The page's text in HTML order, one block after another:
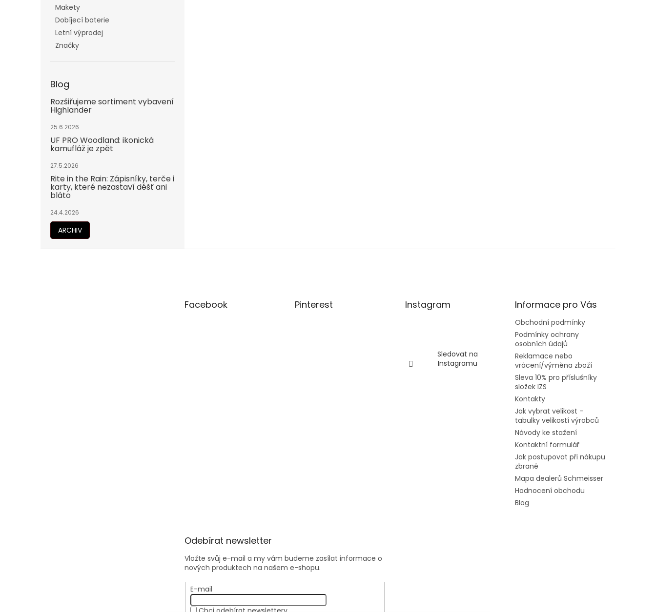
Makety
Dobíjecí baterie
Letní výprodej
Značky
Blog
Rozšiřujeme sortiment vybavení
Highlander
25.6.2026
UF PRO Woodland: ikonická
kamufláž je zpět
27.5.2026
Rite in the Rain: Zápisníky, terče i
karty, které nezastaví déšť ani
bláto
24.4.2026
ARCHIV
Facebook Pinterest Instagram
Sledovat na
Instagramu
Informace pro Vás
Obchodní podmínky
Podmínky ochrany
osobních údajů
Reklamace nebo
vrácení/výměna zboží
Sleva 10% pro příslušníky
složek IZS
Kontakty
Jak vybrat velikost -
tabulky velikostí výrobců
Návody ke stažení
Kontaktní formulář
Jak postupovat při nákupu
zbraně
Mapa dealerů Schmeisser
Hodnocení obchodu
Blog
Odebírat newsletter
Vložte svůj e-mail a my vám budeme zasílat informace o
nových produktech na našem e-shopu.
E-mail